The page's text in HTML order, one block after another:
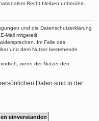
Recht bleiben unberührt.
und die Datenschutzerklärung
Mail mitgeteilt.
Im Falle des
und dem Nutzer bestehende
wenn der Nutzer den
Daten sind in der